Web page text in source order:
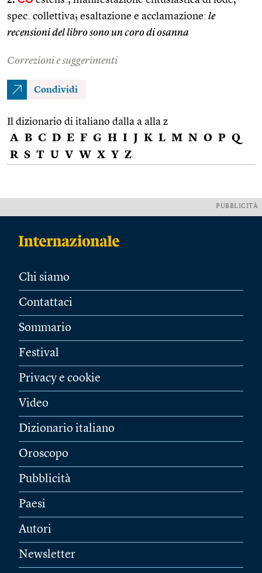
spec. collettiva; esaltazione e acclamazione: le
recensioni del libro sono un coro di osanna
Correzioni e suggerimenti
Condividi
Il dizionario di italiano dalla a alla z
A B C D E F G H I J K L M N O P Q
R S T U V W X Y Z
PUBBLICITÀ
Chi siamo
Contattaci
Sommario
Festival
Privacy e cookie
Video
Dizionario italiano
Oroscopo
Pubblicità
Paesi
Autori
Newsletter